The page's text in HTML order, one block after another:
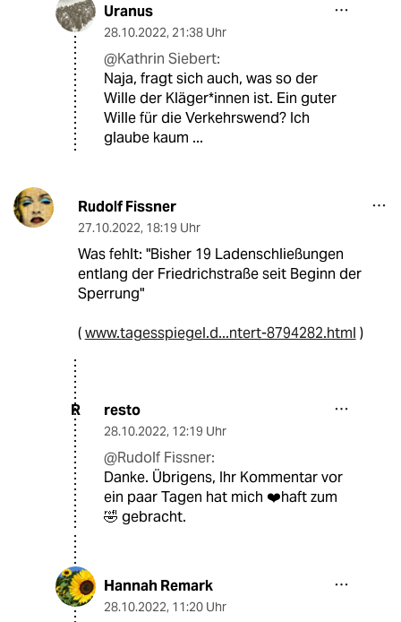
Uranus
28.10.2022, 21:38 Uhr
@Kathrin Siebert:
Naja, fragt sich auch, was so der
Wille der Kläger*innen ist. Ein guter
Wille für die Verkehrswend? Ich
glaube kaum ...
Rudolf Fissner
27.10.2022, 18:19 Uhr
Was fehlt: "Bisher 19 Ladenschließungen
entlang der Friedrichstraße seit Beginn der
Sperrung"
(www.tagesspiegel.d...ntert-8794282.html )
R resto
28.10.2022, 12:19 Uhr
@Rudolf Fissner:
Danke. Übrigens, Ihr Kommentar vor
ein paar Tagen hat mich ❤️haft zum
🤣 gebracht.
Hannah Remark
28.10.2022, 11:20 Uhr